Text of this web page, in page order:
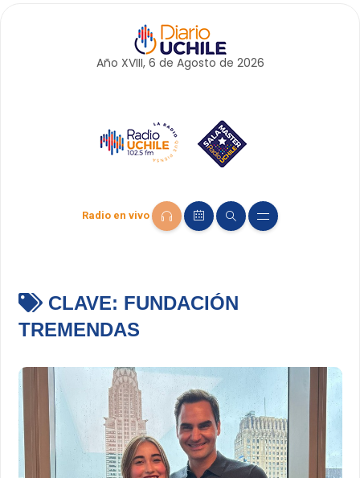
Año XVIII, 6 de Agosto de 2026
Radio en vivo
CLAVE: FUNDACIÓN
TREMENDAS